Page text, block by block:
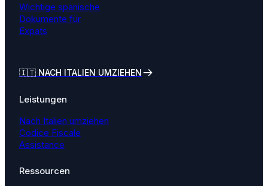
Wichtige spanische
Dokumente für
Expats
🇮🇹 NACH ITALIEN UMZIEHEN
Leistungen
Nach Italien umziehen
Codice Fiscale
Assistance
Ressourcen